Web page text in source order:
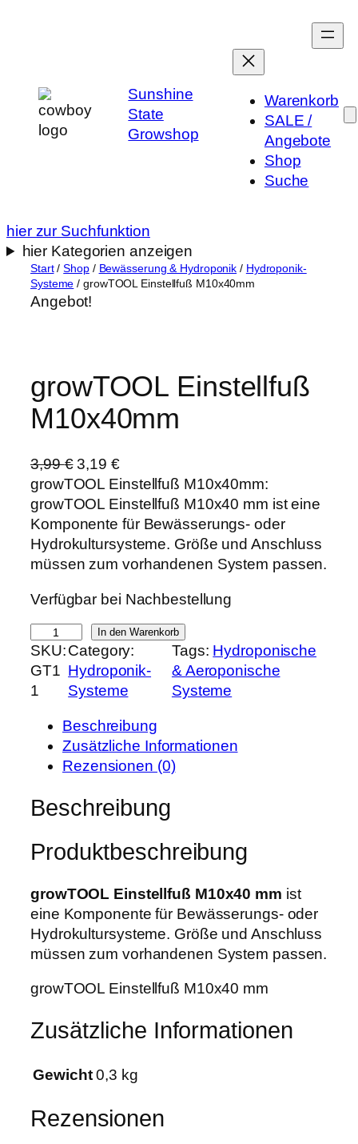
Sunshine
State
Growshop
Warenkorb
SALE /
Angebote
Shop
Suche
hier zur Suchfunktion
hier Kategorien anzeigen
Start/Shop/ Bewässerung & Hydroponik / Hydroponik-
Systeme / growTOOL Einstellfuß M10x40mm
Angebot!
growTOOL Einstellfuß
M10x40mm
3,99€ U
r
s
p
r
ü
g
l
i
c
h
e
r
P
r
i
w
a
:
3
,
9
9
€
3,19 €A
k
t
u
e
e
r
P
r
e
s
i
s
:
,
1
9
€
.
growTOOL Einstellfuß M10x40mm:
growTOOL Einstellfuß M10x40 mm ist eine
Komponente für Bewässerungs- oder
Hydrokultursysteme. Größe und Anschluss
müssen zum vorhandenen System passen.
Verfügbar bei Nachbestellung
r
o
w
i
s
e
l
l
f
ß
1
x
0
In den Warenkorb
SKU:
GT1
1
Category:
Hydroponik-
Systeme
Tags: Hydroponische
& Aeroponische
Systeme
Beschreibung
Zusätzliche Informationen
Rezensionen (0)
Beschreibung
Produktbeschreibung
growTOOL Einstellfuß M10x40 mm ist
eine Komponente für Bewässerungs- oder
Hydrokultursysteme. Größe und Anschluss
müssen zum vorhandenen System passen.
growTOOL Einstellfuß M10x40 mm
Zusätzliche Informationen
Gewicht 0,3 kg
Rezensionen